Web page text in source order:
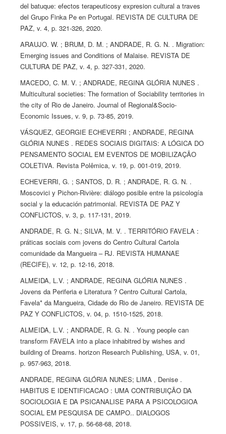
del batuque: efectos terapeuticosy expresion cultural a traves
del Grupo Finka Pe en Portugal. REVISTA DE CULTURA DE
PAZ, v. 4, p. 321-326, 2020.
ARAUJO. W. ; BRUM, D. M. ; ANDRADE, R. G. N. . Migration:
Emerging issues and Conditions of Malaise. REVISTA DE
CULTURA DE PAZ, v. 4, p. 327-331, 2020.
MACEDO, C. M. V. ; ANDRADE, REGINA GLÓRIA NUNES .
Multicultural societies: The formation of Sociability territories in
the city of Rio de Janeiro. Journal of Regional&Socio-
Economic Issues, v. 9, p. 73-85, 2019.
VÁSQUEZ, GEORGIE ECHEVERRI ; ANDRADE, REGINA
GLÓRIA NUNES . REDES SOCIAIS DIGITAIS: A LÓGICA DO
PENSAMENTO SOCIAL EM EVENTOS DE MOBILIZAÇÃO
COLETIVA. Revista Polêmica, v. 19, p. 001-019, 2019.
ECHEVERRI, G. ; SANTOS, D. R. ; ANDRADE, R. G. N. .
Moscovici y Pichon-Rivière: diálogo posible entre la psicología
social y la educación patrimonial. REVISTA DE PAZ Y
CONFLICTOS, v. 3, p. 117-131, 2019.
ANDRADE, R. G. N.; SILVA, M. V. . TERRITÓRIO FAVELA :
práticas sociais com jovens do Centro Cultural Cartola
comunidade da Mangueira – RJ. REVISTA HUMANAE
(RECIFE), v. 12, p. 12-16, 2018.
ALMEIDA, L.V. ; ANDRADE, REGINA GLÓRIA NUNES .
Jovens da Periferia e Literatura ? Centro Cultural Cartola,
Favela* da Mangueira, Cidade do Rio de Janeiro. REVISTA DE
PAZ Y CONFLICTOS, v. 04, p. 1510-1525, 2018.
ALMEIDA, L.V. ; ANDRADE, R. G. N. . Young people can
transform FAVELA into a place inhabitred by wishes and
building of Dreams. horizon Research Publishing, USA, v. 01,
p. 957-963, 2018.
ANDRADE, REGINA GLÓRIA NUNES; LIMA , Denise .
HABITUS E IDENTIFICACAO : UMA CONTRIBUIÇÃO DA
SOCIOLOGIA E DA PSICANALISE PARA A PSICOLOGIOA
SOCIAL EM PESQUISA DE CAMPO.. DIALOGOS
POSSIVEIS, v. 17, p. 56-68-68, 2018.